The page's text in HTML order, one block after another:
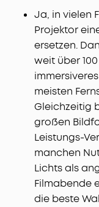
Ja, in vielen
Projektor
ersetzen.
weit über
meisten
Gleichzeitig
großen
Leistungs-
manchen
Lichts als
Filmabende
die beste